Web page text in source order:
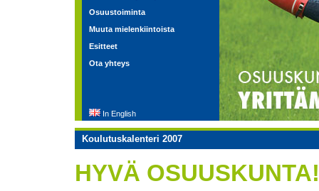
Osuustoiminta
Muuta mielenkiintoista
Esitteet
Ota yhteys
In English
Koulutuskalenteri 2007
HYVÄ OSUUSKUNTA!